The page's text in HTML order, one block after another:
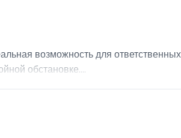
возможность для
обстановке....